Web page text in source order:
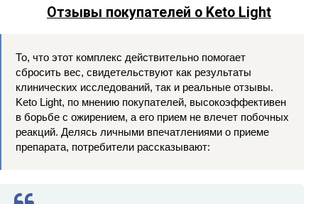
Отзывы покупателей о Keto Light
То, что этот комплекс действительно помогает
сбросить вес, свидетельствуют как результаты
клинических исследований, так и реальные отзывы.
Keto Light, по мнению покупателей, высокоэффективен
в борьбе с ожирением, а его прием не влечет побочных
реакций. Делясь личными впечатлениями о приеме
препарата, потребители рассказывают: